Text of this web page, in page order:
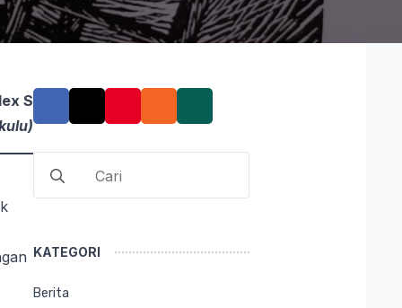
S
for:
KATEGORI
Berita